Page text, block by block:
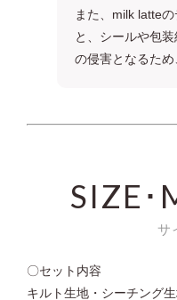
また、milk latte
と、シールや包
の侵害となるため
SIZE･
サ
〇セット内容
キルト生地・シーチング